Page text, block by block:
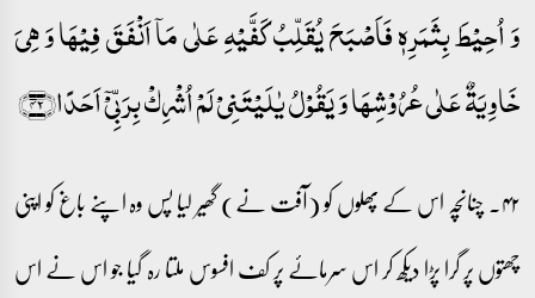
وَ اُحِیۡطَ بِثَمَرِہٖ فَاَصۡبَحَ یُقَلِّبُ کَفَّیۡہِ عَلٰی مَاۤ اَنۡفَقَ فِیۡہَا وَ ہِیَ
خَاوِیَۃٌ عَلٰی عُرُوۡشِہَا وَ یَقُوۡلُ یٰلَیۡتَنِیۡ لَمۡ اُشۡرِکۡ بِرَبِّیۡۤ اَحَدًا﴿۴۲﴾
۴۲۔ چنانچہ اس کے پھلوں کو (آفت نے) گھیر لیا پس وہ اپنے باغ کو اپنی
چھتوں پر گرا پڑا دیکھ کر اس سرمائے پر کف افسوس ملتا رہ گیا جو اس نے اس